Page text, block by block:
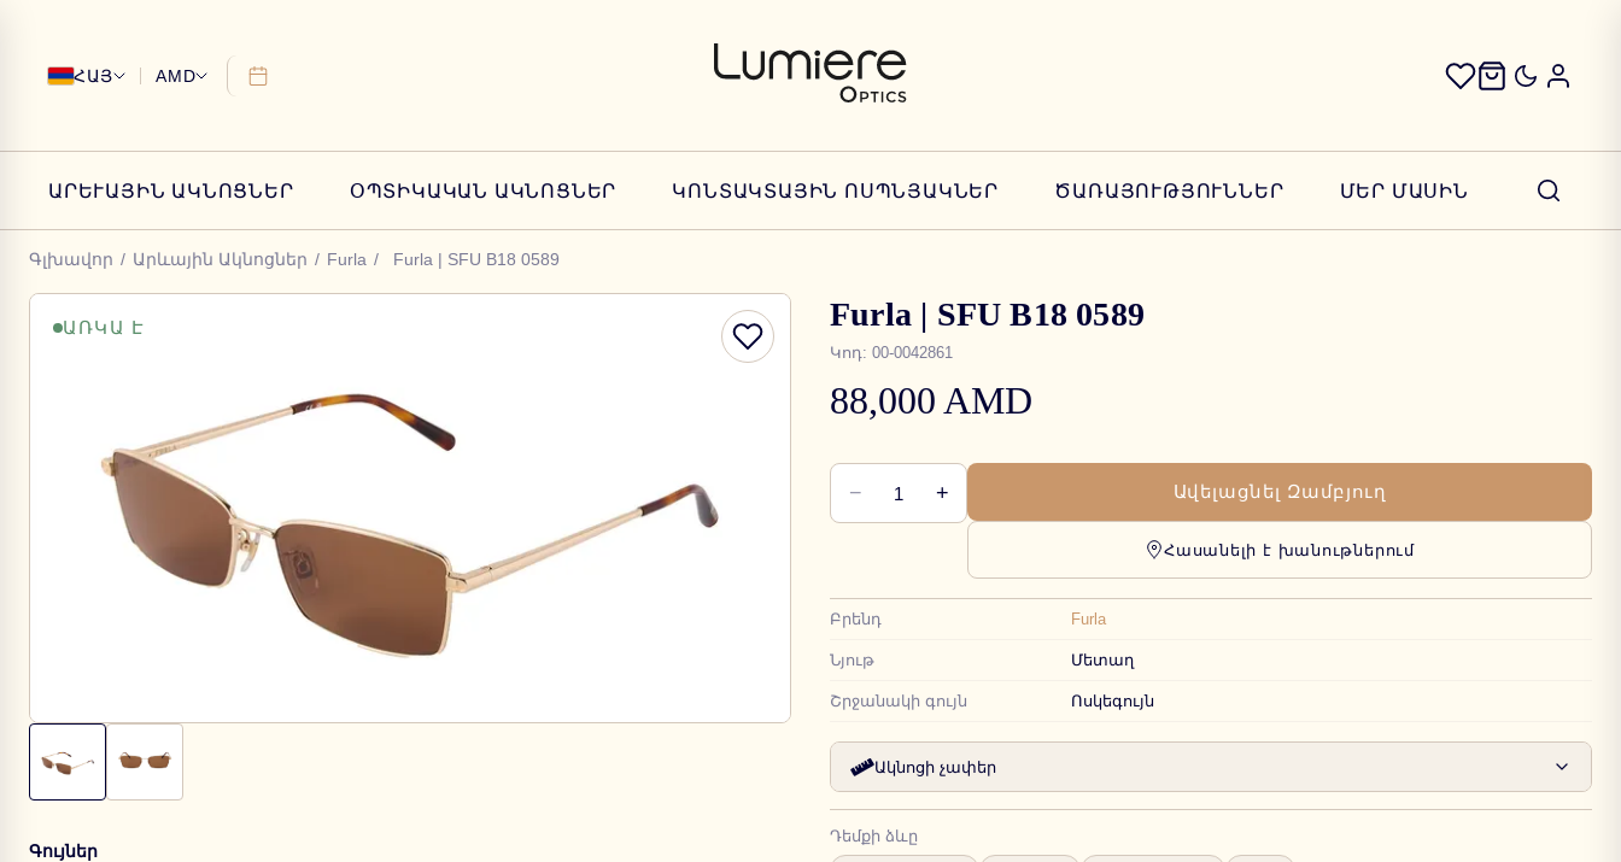
ՀԱՅ AMD
ԱՐԵՒԱՅԻՆ ԱԿՆՈՑՆԵՐ ՕՊՏԻԿԱԿԱՆ ԱԿՆՈՑՆԵՐ ԿՈՆՏԱԿՏԱՅԻՆ ՈՍՊՆՅԱԿՆԵՐ ԾԱՌԱՅՈՒԹՅՈՒՆՆԵՐ ՄԵՐ ՄԱՍԻՆ
Գլխավոր / Արևային Ակնոցներ / Furla / Furla | SFU B18 0589
ԱՌԿԱ Է
Գույներ
Furla | SFU B18 0589
Կոդ: 00-0042861
88,000 AMD
− 1 + Ավելացնել Զամբյուղ
Հասանելի է խանութներում
Բրենդ Furla
Նյութ Մետաղ
Շրջանակի գույն Ոսկեգույն
Ակնոցի չափեր
Դեմքի ձևը